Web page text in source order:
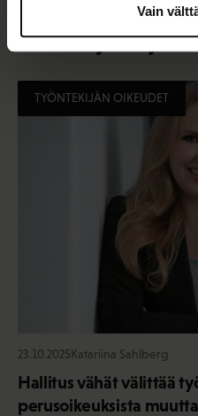
Vain
Lisää kirjoittajalta
TYÖNTEKIJÄN OIKEUDET
23.10.2025Katariina Sahlberg
Hallitus vähät välittää
perusoikeuksista